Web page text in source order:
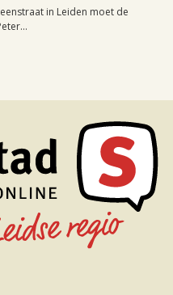
in Leiden moet de